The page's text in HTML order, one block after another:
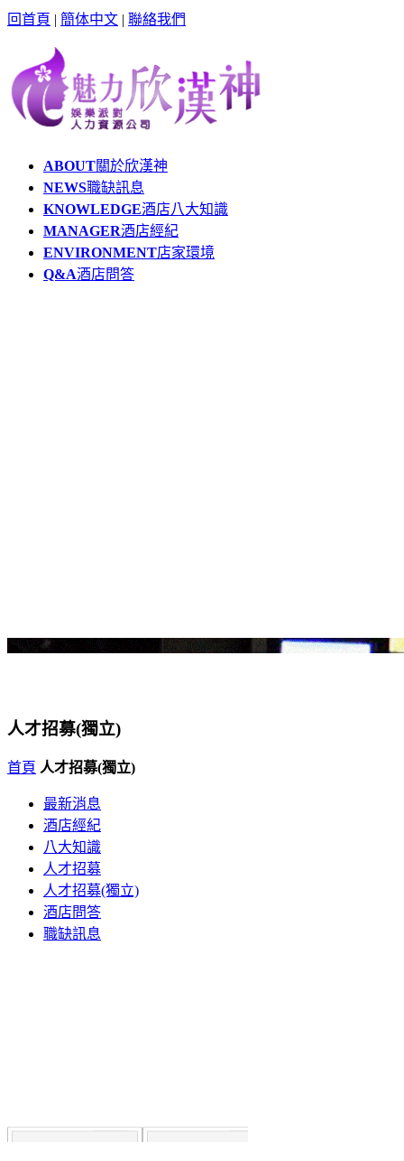
回首頁 | 簡体中文 | 聯絡我們
ABOUT關於欣漢神
NEWS職缺訊息
KNOWLEDGE酒店八大知識
MANAGER酒店經紀
ENVIRONMENT店家環境
Q&A酒店問答
人才招募(獨立)
首頁 人才招募(獨立)
最新消息
酒店經紀
八大知識
人才招募
人才招募(獨立)
酒店問答
職缺訊息